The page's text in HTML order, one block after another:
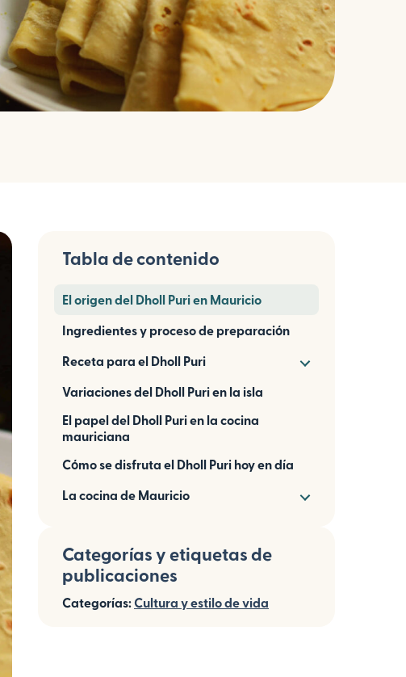
Tabla de contenido
El origen del Dholl Puri en Mauricio
Ingredientes y proceso de preparación
Receta para el Dholl Puri
Variaciones del Dholl Puri en la isla
El papel del Dholl Puri en la cocina
mauriciana
Cómo se disfruta el Dholl Puri hoy en día
La cocina de Mauricio
Categorías y etiquetas de
publicaciones
Categorías:Cultura y estilo de vida